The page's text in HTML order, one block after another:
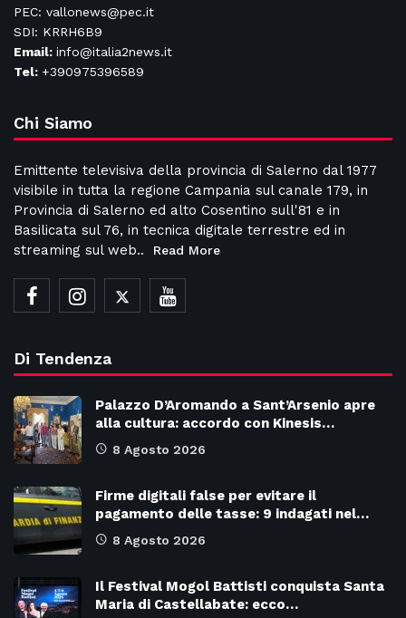
PEC: vallonews@pec.it
SDI: KRRH6B9
Email: info@italia2news.it
Tel: +390975396589
Chi Siamo
Emittente televisiva della provincia di Salerno dal 1977
visibile in tutta la regione Campania sul canale 179, in
Provincia di Salerno ed alto Cosentino sull'81 e in
Basilicata sul 76, in tecnica digitale terrestre ed in
streaming sul web..
Read More
Di Tendenza
Palazzo D’Aromando a Sant’Arsenio apre
alla cultura: accordo con Kinesis…
8 Agosto 2026
Firme digitali false per evitare il
pagamento delle tasse: 9 indagati nel…
8 Agosto 2026
Il Festival Mogol Battisti conquista Santa
Maria di Castellabate: ecco…